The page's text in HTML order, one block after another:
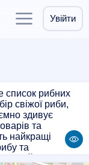
Увійти
список рибних
свіжої риби,
здивує
та
найкращі
та